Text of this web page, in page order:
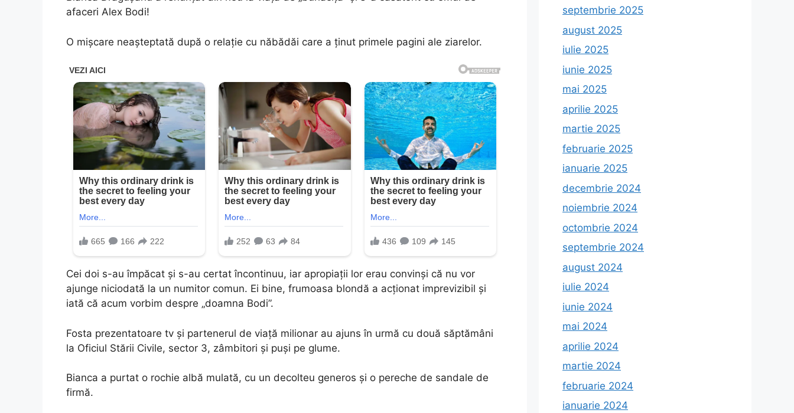
afaceri Alex Bodi!
O mişcare neaşteptată după o relaţie cu năbădăi care a ţinut primele pagini ale ziarelor.
Cei doi s-au împăcat şi s-au certat încontinuu, iar apropiaţii lor erau convinşi că nu vor
ajunge niciodată la un numitor comun. Ei bine, frumoasa blondă a acţionat imprevizibil şi
iată că acum vorbim despre „doamna Bodi”.
Fosta prezentatoare tv şi partenerul de viaţă milionar au ajuns în urmă cu două săptămâni
la Oficiul Stării Civile, sector 3, zâmbitori şi puşi pe glume.
Bianca a purtat o rochie albă mulată, cu un decolteu generos şi o pereche de sandale de
firmă.
septembrie 2025
august 2025
iulie 2025
iunie 2025
mai 2025
aprilie 2025
martie 2025
februarie 2025
ianuarie 2025
decembrie 2024
noiembrie 2024
octombrie 2024
septembrie 2024
august 2024
iulie 2024
iunie 2024
mai 2024
aprilie 2024
martie 2024
februarie 2024
ianuarie 2024